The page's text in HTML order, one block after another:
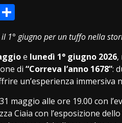
Link
1° giugno per un tuffo nella
e lunedì 1° giugno 2026,
di “Correva l’anno 1678”:
un’esperienza immersiva
maggio alle ore 19.00 con
Ciaia con l’esposizione